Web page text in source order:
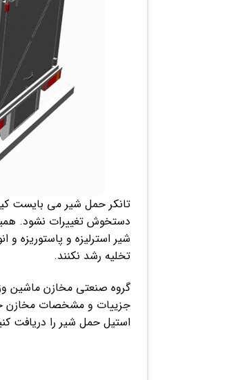
تانکر حمل شیر می بایست
دستخوش تغییرات نشود.
شیر استرلیزه و پاستوریزه
تخلیه رشد نکنند.
گروه صنعتی مخازن ماشین
جزییات و مشخصات مخازن
استیل حمل شیر را دریافت